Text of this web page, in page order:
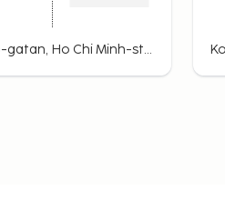
Pham Ngu Lao-gatan, Ho Chi Minh-staden, Vietnam